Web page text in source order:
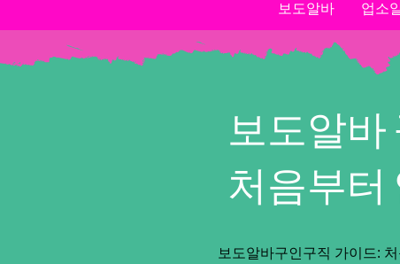
보도알바 업소
보도알바
처음부터
보도알바구인구직 가이드: